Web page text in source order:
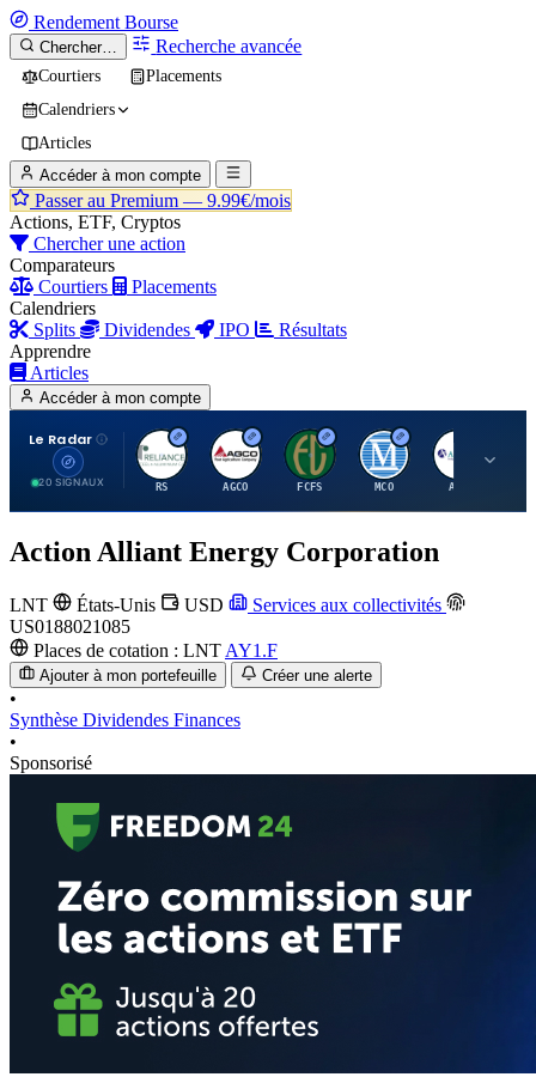
Rendement Bourse
Chercher… Recherche avancée
Courtiers
Placements
Calendriers
Articles
Accéder à mon compte
Passer au Premium — 9.99€/mois
Actions, ETF, Cryptos
Chercher une action
Comparateurs
Courtiers
Placements
Calendriers
Splits
Dividendes IPO
Résultats
Apprendre
Articles
Accéder à mon compte
Le Radar
20 SIGNAUX
R
RS
A
AGCO
F
FCFS
M
MCO
A
AIT
Action Alliant Energy Corporation
LNT États-Unis USD
Services aux collectivités
US0188021085
Places de cotation : LNT AY1.F
Ajouter à mon portefeuille Créer une alerte
•
Synthèse Dividendes Finances
•
Sponsorisé